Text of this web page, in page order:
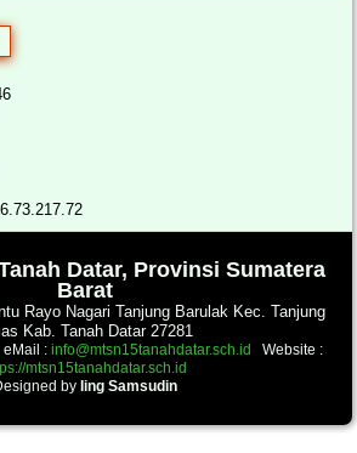
Datar, Provinsi Sumatera
Barat
Rayo Nagari Tanjung Barulak Kec. Tanjung
Kab. Tanah Datar 27281
: info@mtsn15tanahdatar.sch.id
Website :
mtsn15tanahdatar.sch.id
by Iing Samsudin